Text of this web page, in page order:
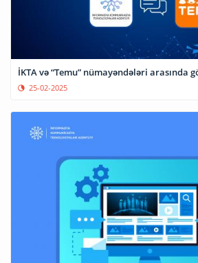
İKTA və “Temu” nümayəndələri arasında
25-02-2025